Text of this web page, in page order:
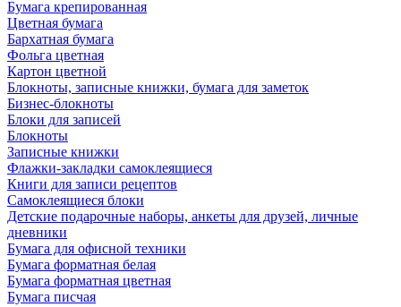
Бумага крепированная
Цветная бумага
Бархатная бумага
Фольга цветная
Картон цветной
Блокноты, записные книжки, бумага для заметок
Бизнес-блокноты
Блоки для записей
Блокноты
Записные книжки
Флажки-закладки самоклеящиеся
Книги для записи рецептов
Самоклеящиеся блоки
Детские подарочные наборы, анкеты для друзей, личные
дневники
Бумага для офисной техники
Бумага форматная белая
Бумага форматная цветная
Бумага писчая